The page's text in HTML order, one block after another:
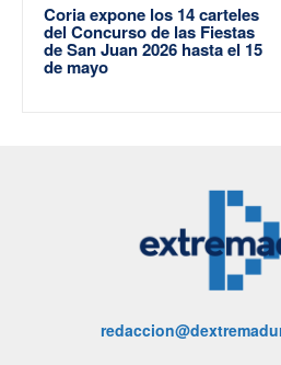
Coria expone los 14 carteles
del Concurso de las Fiestas
de San Juan 2026 hasta el 15
de mayo